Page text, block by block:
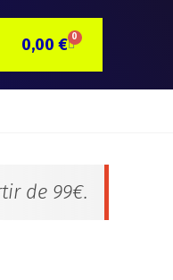
0,00 € 0CARRITO
de 99€.